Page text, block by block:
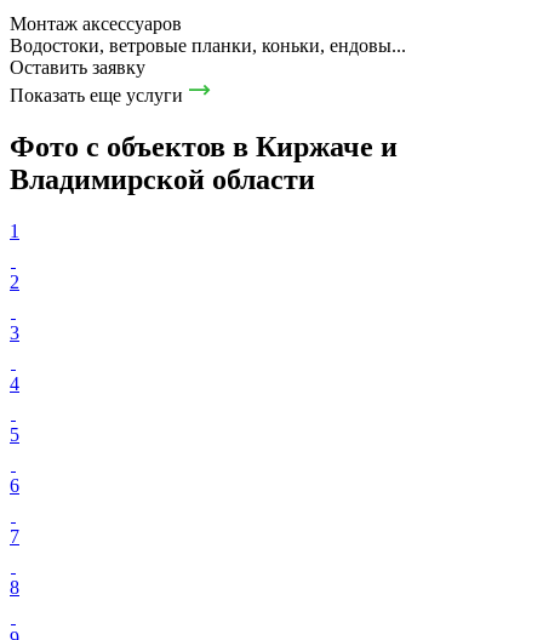
Монтаж аксессуаров
Водостоки, ветровые планки, коньки, ендовы...
Оставить заявку
Показать еще услуги
Фото с объектов в Киржаче и
Владимирской области
1
2
3
4
5
6
7
8